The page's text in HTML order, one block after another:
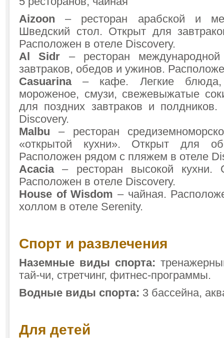
Aizoon – ресторан арабской и
Шведский стол. Открыт для
Расположен в отеле Discovery.
Al Sidr – ресторан
завтраков, обедов и ужинов.
Casuarina
– кафе. Легкие блюда,
мороженое, смузи, свежевыжатые
для поздних завтраков и
Discovery.
Malbu – ресторан
«открытой кухни». Открыт для
Расположен рядом с пляжем в отеле
Acacia
– ресторан высокой кухни.
Расположен в отеле Discovery.
House of Wisdom – чайная.
холлом в отеле Serenity.
Спорт и развлечения
Наземные виды спорта:
тай-чи, стретчинг, фитнес-программы.
Водные виды спорта: 3 бассейна,
Для детей